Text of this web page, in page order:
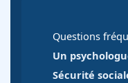
Questions
Un
Sécurité